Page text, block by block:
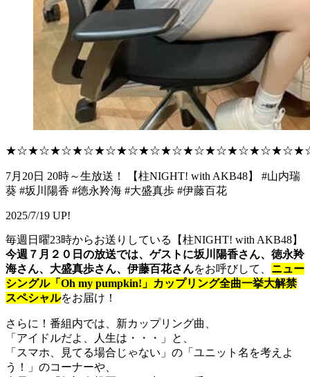
7月20日 20時～生放送！ 【柱NIGHT! with AKB48】 #山内瑞
葵 #坂川陽香 #徳永羚海 #大盛真歩 #伊藤百花
2025/7/19 UP!
毎週日曜23時からお送りしている【柱NIGHT! with AKB48】
今週７月２０日の放送では、ゲストに坂川陽香さん、徳永羚
海さん、大盛真歩さん、伊藤百花さんをお呼びして、 ニュー
シングル「Oh my pumpkin!」カップリング全曲一挙大解禁
スペシャルをお届け！
さらに！番組内では、新カップリング曲、
「アイドルだよ、人生は・・・」と、
「スマホ、見てる場合じゃない」の「ユニット名を考えよ
う！」のコーナーや、